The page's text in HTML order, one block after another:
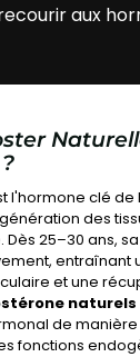
aux
l'hormone clé de
des
Dès 25–30 ans,
entraînant
et une
naturels
de
fonctions